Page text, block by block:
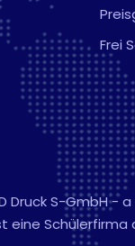
Frei
Druck S-GmbH -
eine